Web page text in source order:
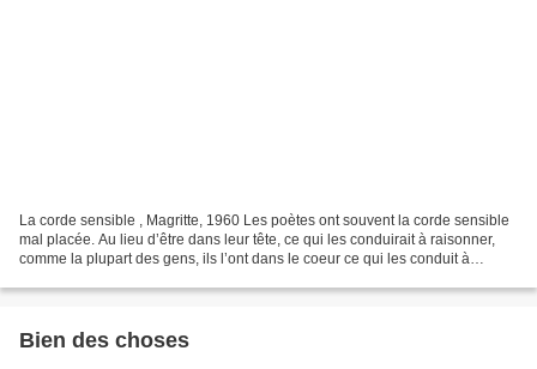
La corde sensible , Magritte, 1960 Les poètes ont souvent la corde sensible
mal placée. Au lieu d’être dans leur tête, ce qui les conduirait à raisonner,
comme la plupart des gens, ils l’ont dans le coeur ce qui les conduit à
Bien des choses